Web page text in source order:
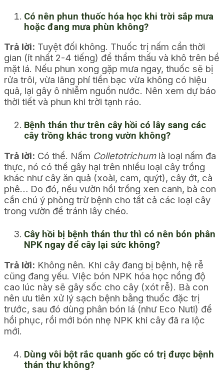
Có nên phun thuốc hóa học khi trời sắp mưa
hoặc đang mưa phùn không?
Trả lời: Tuyệt đối không. Thuốc trị nấm cần thời
gian (ít nhất 2-4 tiếng) để thẩm thấu và khô trên bề
mặt lá. Nếu phun xong gặp mưa ngay, thuốc sẽ bị
rửa trôi, vừa lãng phí tiền bạc vừa không có hiệu
quả, lại gây ô nhiễm nguồn nước. Nên xem dự báo
thời tiết và phun khi trời tạnh ráo.
Bệnh thán thư trên cây hồi có lây sang các
cây trồng khác trong vườn không?
Trả lời: Có thể. Nấm Colletotrichumlà loại nấm đa
thực, nó có thể gây hại trên nhiều loại cây trồng
khác như cây ăn quả (xoài, cam, quýt), cây ớt, cà
phê… Do đó, nếu vườn hồi trồng xen canh, bà con
cần chú ý phòng trừ bệnh cho tất cả các loại cây
trong vườn để tránh lây chéo.
Cây hồi bị bệnh thán thư thì có nên bón phân
NPK ngay để cây lại sức không?
Trả lời: Không nên. Khi cây đang bị bệnh, hệ rễ
cũng đang yếu. Việc bón NPK hóa học nồng độ
cao lúc này sẽ gây sốc cho cây (xót rễ). Bà con
nên ưu tiên xử lý sạch bệnh bằng thuốc đặc trị
trước, sau đó dùng phân bón lá (như Eco Nuti) để
hồi phục, rồi mới bón nhẹ NPK khi cây đã ra lộc
mới.
Dùng vôi bột rắc quanh gốc có trị được bệnh
thán thư không?